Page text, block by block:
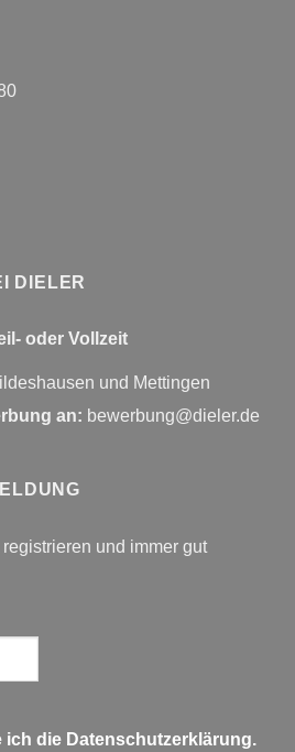
DIELER
oder Vollzeit
und Mettingen
an: bewerbung@dieler.de
und immer gut
ich die Datenschutzerklärung.